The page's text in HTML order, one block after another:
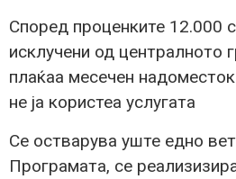
Според проценките 12.000
исклучени од централното
плаќаа месечен
не ја користеа услугата
Се остварува уште едно
Програмата, се